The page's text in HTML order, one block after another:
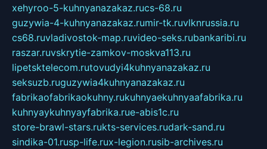
xehyroo-5-kuhnyanazakaz.rucs-68.ru
guzywia-4-kuhnyanazakaz.rumir-tk.ruvlknrussia.ru
cs68.ruvladivostok-map.ruvideo-seks.rubankaribi.ru
raszar.ruvskrytie-zamkov-moskva113.ru
lipetsktelecom.rutovudyi4kuhnyanazakaz.ru
seksuzb.ruguzywia4kuhnyanazakaz.ru
fabrikaofabrikaokuhny.rukuhnyaekuhnyaafabrika.ru
kuhnyaykuhnyayfabrika.rue-abis1c.ru
store-brawl-stars.rukts-services.rudark-sand.ru
sindika-01.rusp-life.rux-legion.rusib-archives.ru